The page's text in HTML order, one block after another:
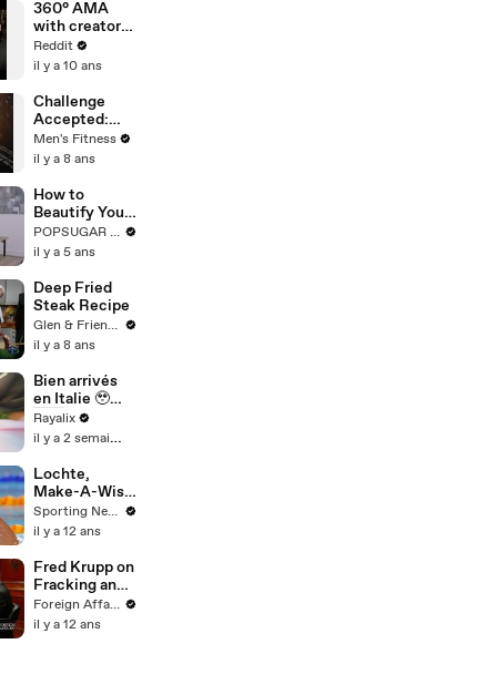
360° AMA
with creators
of virtual
reality thriller
Reddit
il y a 10 ans
Challenge
Accepted:
Spartan Ultra
Iceland, Part 2
Men's Fitness
il y a 8 ans
How to
Beautify Your
Kitchen With
Simple
POPSUGAR Fashion
il y a 5 ans
Deep Fried
Steak Recipe
Glen & Friends Cooking Food
il y a 8 ans
Bien arrivés
en Italie 🥹
🇮🇹
Rayalix
il y a 2 semaines
Lochte,
Make-A-Wish
give 15-year-
old
day
Sporting News
il y a 12 ans
Fred Krupp on
Fracking and
the
Environment
Foreign Affairs
il y a 12 ans